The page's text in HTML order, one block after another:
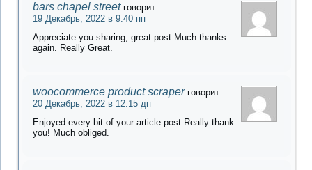
bars chapel street говорит:
19 Декабрь, 2022 в 9:40 пп
Appreciate you sharing, great post.Much thanks
again. Really Great.
woocommerce product scraper говорит:
20 Декабрь, 2022 в 12:15 дп
Enjoyed every bit of your article post.Really thank
you! Much obliged.